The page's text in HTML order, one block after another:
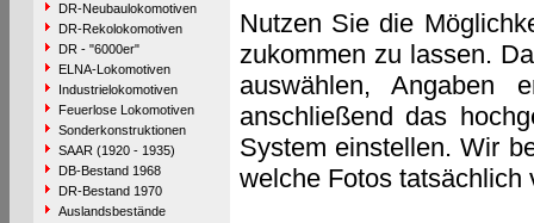
DR-Neubaulokomotiven
DR-Rekolokomotiven
DR - "6000er"
ELNA-Lokomotiven
Industrielokomotiven
Feuerlose Lokomotiven
Sonderkonstruktionen
SAAR (1920 - 1935)
DB-Bestand 1968
DR-Bestand 1970
Auslandsbestände
Nutzen Sie die
zukommen zu lassen.
auswählen, Angaben
anschließend das
System einstellen. Wir
welche Fotos tatsächlich